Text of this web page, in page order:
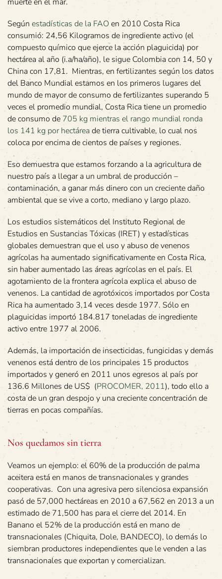
Según estadísticas de la FAOen 2010 Costa Rica
consumió: 24,56 Kilogramos de ingrediente activo (el
compuesto químico que ejerce la acción plaguicida) por
hectárea al año (i.a/ha/año), le sigue Colombia con 14, 50 y
China con 17,81. Mientras, en fertilizantes según los datos
del Banco Mundial estamos en los primeros lugares del
mundo de mayor de consumo de fertilizantes superando 5
veces el promedio mundial, Costa Rica tiene un promedio
de consumo de 705 kg mientras el rango mundial ronda
los 141 kg por hectárea de tierra cultivable, lo cual nos
coloca por encima de cientos de países y regiones.
Eso demuestra que estamos forzando a la agricultura de
nuestro país a llegar a un umbral de producción –
contaminación, a ganar más dinero con un creciente daño
ambiental que se vive a corto, mediano y largo plazo.
Los estudios sistemáticos del Instituto Regional de
Estudios en Sustancias Tóxicas (IRET) y estadísticas
globales demuestran que el uso y abuso de venenos
agrícolas ha aumentado significativamente en Costa Rica,
sin haber aumentado las áreas agrícolas en el país. El
agotamiento de la frontera agrícola explica el abuso de
venenos. La cantidad de agrotóxicos importados por Costa
Rica ha aumentado 3,14 veces desde 1977. Sólo en
plaguicidas importó 184.817 toneladas de ingrediente
activo entre 1977 al 2006.
Además, la importación de insecticidas, fungicidas y demás
venenos está dentro de los principales 15 productos
importados y generó en 2011 unos egresos al país por
136.6 Millones de US$ (PROCOMER, 2011), todo ello a
costa de un gran despojo y una creciente concentración de
tierras en pocas compañías.
Nos quedamos sin tierra
Veamos un ejemplo: el 60% de la producción de palma
aceitera está en manos de transnacionales y grandes
cooperativas. Con una agresiva pero silenciosa expansión
pasó de 57,000 hectáreas en 2010 a 67,562 en 2013 a un
estimado de 71,500 has para el cierre del 2014. En
Banano el 52% de la producción está en mano de
transnacionales (Chiquita, Dole, BANDECO), lo demás lo
siembran productores independientes que le venden a las
transnacionales que exportan y comercializan.